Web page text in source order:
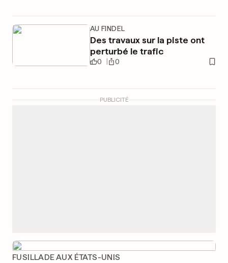
AU FINDEL
Des travaux sur la piste ont
perturbé le trafic
0 0
PUBLICITÉ
FUSILLADE AUX ÉTATS-UNIS